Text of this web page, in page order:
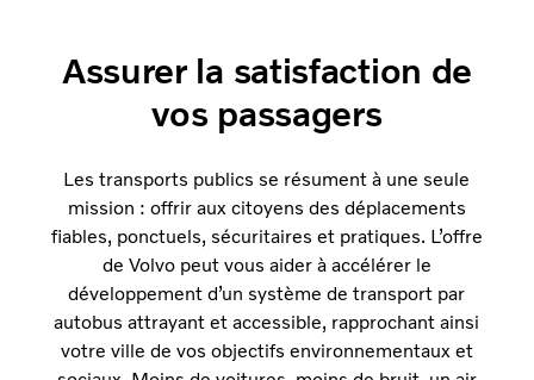
Assurer la satisfaction de
vos passagers
Les transports publics se résument à une seule
mission : offrir aux citoyens des déplacements
fiables, ponctuels, sécuritaires et pratiques. L’offre
de Volvo peut vous aider à accélérer le
développement d’un système de transport par
autobus attrayant et accessible, rapprochant ainsi
votre ville de vos objectifs environnementaux et